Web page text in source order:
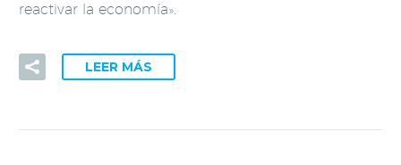
reactivar la economía».
LEER MÁS